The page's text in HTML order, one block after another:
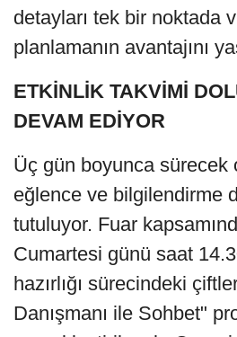
detayları tek bir noktada
planlamanın avantajını
ETKİNLİK TAKVİMİ
DEVAM EDİYOR
Üç gün boyunca sürecek
eğlence ve bilgilendirme
tutuluyor. Fuar
Cumartesi günü saat
hazırlığı sürecindeki
Danışmanı ile Sohbet"